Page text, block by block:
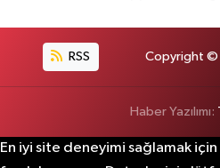
RSS Copyright ©
Haber Yazılımı:
En iyi site deneyimi sağlamak